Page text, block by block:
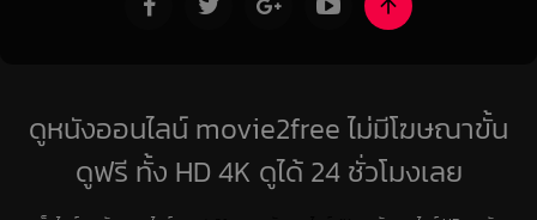
ดูหนังออนไลน์ movie2free ไม่มีโฆษณาขั้น
ดูฟรี ทั้ง HD 4K ดูได้ 24 ชั่วโมงเลย